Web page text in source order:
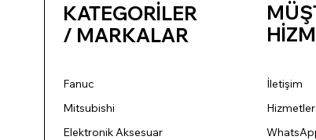
KATEGORİLER
/ MARKALAR
Fanuc
Mitsubishi
Elektronik Aksesuar
İletişim
Hizmetler